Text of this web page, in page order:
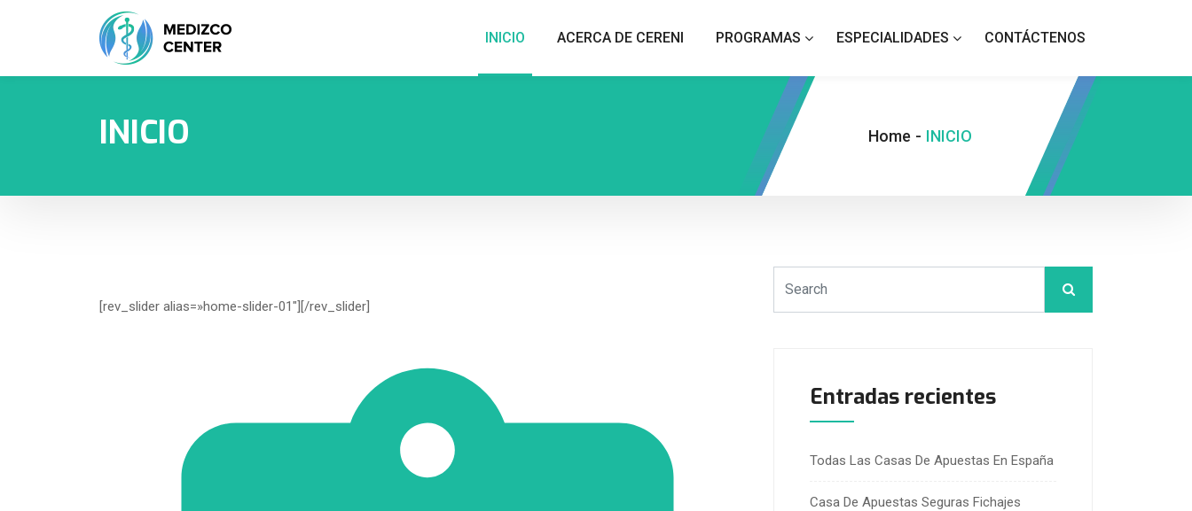
INICIO ACERCA DE CERENI PROGRAMAS ESPECIALIDADES CONTÁCTENOS
INICIO Home - INICIO
[rev_slider alias=»home-slider-01″][/rev_slider]
Entradas recientes
Todas Las Casas De Apuestas En España
Casa De Apuestas Seguras Fichajes